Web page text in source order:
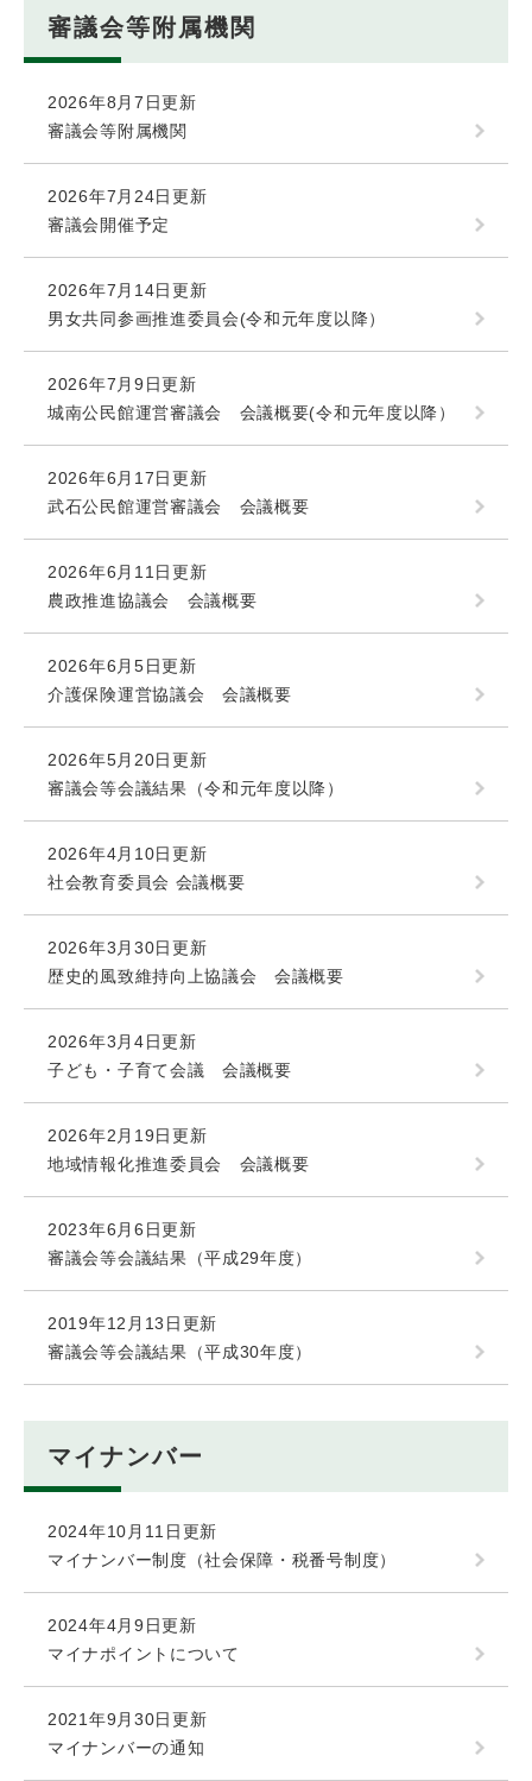
審議会等附属機関
2026年8月7日更新
審議会等附属機関
2026年7月24日更新
審議会開催予定
2026年7月14日更新
男女共同参画推進委員会(令和元年度以降）
2026年7月9日更新
城南公民館運営審議会 会議概要(令和元年度以降）
2026年6月17日更新
武石公民館運営審議会 会議概要
2026年6月11日更新
農政推進協議会 会議概要
2026年6月5日更新
介護保険運営協議会 会議概要
2026年5月20日更新
審議会等会議結果（令和元年度以降）
2026年4月10日更新
社会教育委員会 会議概要
2026年3月30日更新
歴史的風致維持向上協議会 会議概要
2026年3月4日更新
子ども・子育て会議 会議概要
2026年2月19日更新
地域情報化推進委員会 会議概要
2023年6月6日更新
審議会等会議結果（平成29年度）
2019年12月13日更新
審議会等会議結果（平成30年度）
マイナンバー
2024年10月11日更新
マイナンバー制度（社会保障・税番号制度）
2024年4月9日更新
マイナポイントについて
2021年9月30日更新
マイナンバーの通知